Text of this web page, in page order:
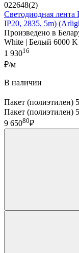
022648(2)
Светодиодная
IP20, 2835, 5m)
Произведено в
White | Белый 6000 K
1 93016
₽/м
В наличии
Пакет (полиэтилен)
Пакет (полиэтилен)
9 65080₽